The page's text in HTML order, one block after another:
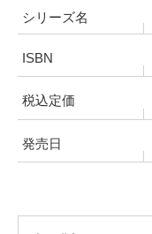
シリーズ名
ISBN
税込定価
発売日